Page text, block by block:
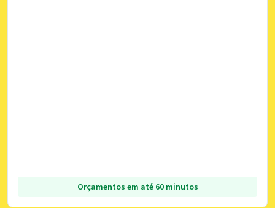
Orçamentos em até 60 minutos